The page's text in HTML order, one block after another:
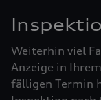
Weiterhin viel
Anzeige in
fälligen Termin